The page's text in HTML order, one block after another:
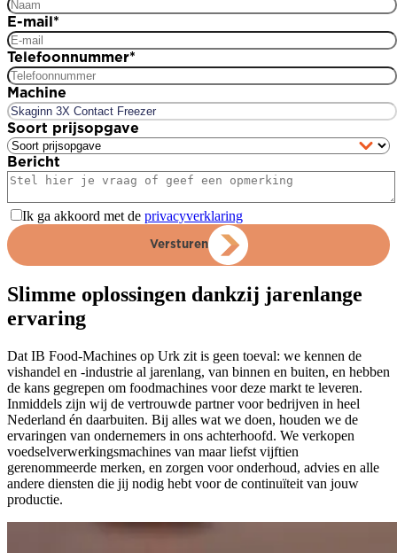
E-mail*
Telefoonnummer*
Machine
Soort prijsopgave
Bericht
Ik ga akkoord met de privacyverklaring
Versturen
Slimme oplossingen dankzij jarenlange
ervaring
Dat IB Food-Machines op Urk zit is geen toeval: we kennen de
vishandel en -industrie al jarenlang, van binnen en buiten, en hebben
de kans gegrepen om foodmachines voor deze markt te leveren.
Inmiddels zijn wij de vertrouwde partner voor bedrijven in heel
Nederland én daarbuiten. Bij alles wat we doen, houden we de
ervaringen van ondernemers in ons achterhoofd. We verkopen
voedselverwerkingsmachines van maar liefst vijftien
gerenommeerde merken, en zorgen voor onderhoud, advies en alle
andere diensten die jij nodig hebt voor de continuïteit van jouw
productie.